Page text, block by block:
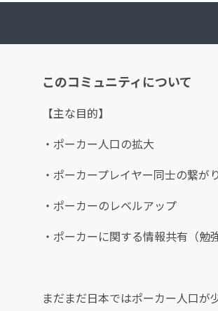
このコミュニティについて
【主な目的】
・ポーカー人口の拡大
・ポーカープレイヤー同士の繋が
・ポーカーのレベルアップ
・ポーカーに関する情報共有（勉
まだまだ日本ではポーカー人口が